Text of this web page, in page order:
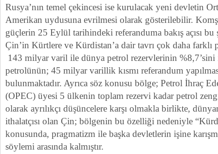
Rusya’nın temel çekincesi ise kurulacak yeni devletin
Amerikan uydusuna evrilmesi olarak gösterilebilir.
güçlerin 25 Eylül tarihindeki referanduma bakış açısı
Çin’in Kürtlere ve Kürdistan’a dair tavrı çok daha farklı
143 milyar varil ile dünya petrol rezervlerinin %8,7’sini
petrolünün; 45 milyar varillik kısmı referandum
bulunmaktadır. Ayrıca söz konusu bölge; Petrol İhraç
(OPEC) üyesi 5 ülkenin toplam rezervi kadar petrol
olarak ayrılıkçı düşüncelere karşı olmakla birlikte,
ithalatçısı olan Çin; bölgenin bu özelliği nedeniyle
konusunda, pragmatizm ile başka devletlerin işine
söylemi arasında kalmıştır.